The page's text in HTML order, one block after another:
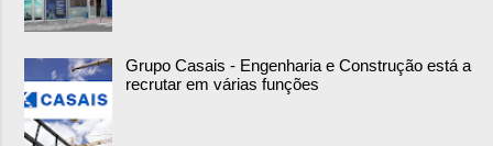
Grupo Casais - Engenharia e Construção está a
recrutar em várias funções